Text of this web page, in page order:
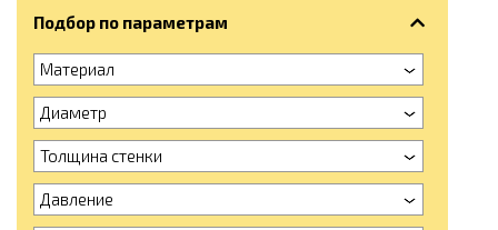
Подбор по параметрам
Материал
Диаметр
Толщина стенки
Давление